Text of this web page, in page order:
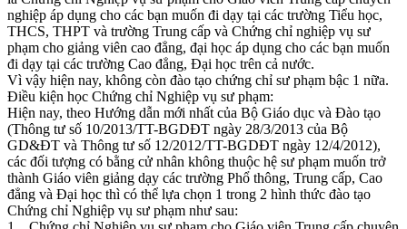
nghiệp áp dụng cho các bạn muốn đi dạy tại các trường Tiểu học,
THCS, THPT và trường Trung cấp và Chứng chỉ nghiệp vụ sư
phạm cho giảng viên cao đẳng, đại học áp dụng cho các bạn muốn
đi dạy tại các trường Cao đẳng, Đại học trên cả nước.
Vì vậy hiện nay, không còn đào tạo chứng chỉ sư phạm bậc 1 nữa.
Điều kiện học Chứng chỉ Nghiệp vụ sư phạm:
Hiện nay, theo Hướng dẫn mới nhất của Bộ Giáo dục và Đào tạo
(Thông tư số 10/2013/TT-BGDĐT ngày 28/3/2013 của Bộ
GD&ĐT và Thông tư số 12/2012/TT-BGDĐT ngày 12/4/2012),
các đối tượng có bằng cử nhân không thuộc hệ sư phạm muốn trở
thành Giáo viên giảng dạy các trường Phổ thông, Trung cấp, Cao
đẳng và Đại học thì có thể lựa chọn 1 trong 2 hình thức đào tạo
Chứng chỉ Nghiệp vụ sư phạm như sau: